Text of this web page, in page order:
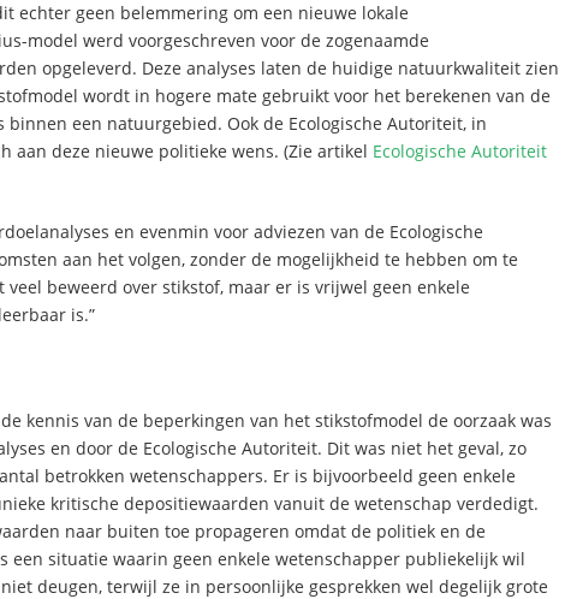
echter geen belemmering om een nieuwe lokale
model werd voorgeschreven voor de zogenaamde
opgeleverd. Deze analyses laten de huidige natuurkwaliteit zien
wordt in hogere mate gebruikt voor het berekenen van de
een natuurgebied. Ook de Ecologische Autoriteit, in
aan deze nieuwe politieke wens. (Zie artikel Ecologische Autoriteit
en evenmin voor adviezen van de Ecologische
aan het volgen, zonder de mogelijkheid te hebben om te
beweerd over stikstof, maar er is vrijwel geen enkele
is.”
kennis van de beperkingen van het stikstofmodel de oorzaak was
en door de Ecologische Autoriteit. Dit was niet het geval, zo
betrokken wetenschappers. Er is bijvoorbeeld geen enkele
kritische depositiewaarden vanuit de wetenschap verdedigt.
naar buiten toe propageren omdat de politiek en de
een situatie waarin geen enkele wetenschapper publiekelijk wil
deugen, terwijl ze in persoonlijke gesprekken wel degelijk grote